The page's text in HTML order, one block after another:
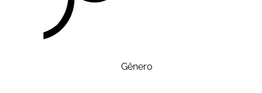
Gênero